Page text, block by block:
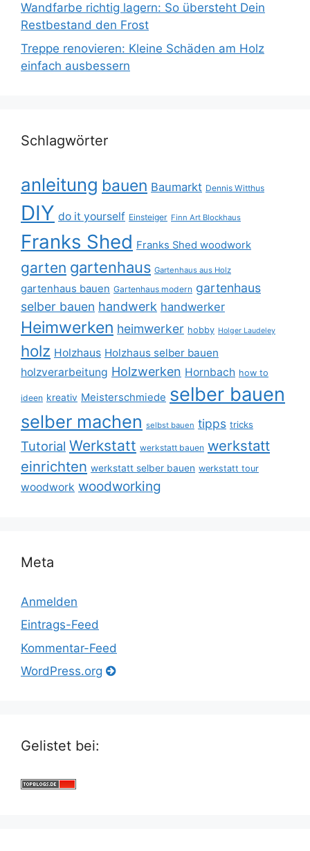
Wandfarbe richtig lagern: So übersteht Dein
Restbestand den Frost
Treppe renovieren: Kleine Schäden am Holz
einfach ausbessern
Schlagwörter
anleitung bauen Baumarkt Dennis Witthus
DIY do it yourself Einsteiger Finn Art Blockhaus
Franks Shed Franks Shed woodwork
garten gartenhaus Gartenhaus aus Holz
gartenhaus bauen Gartenhaus modern gartenhaus
selber bauen handwerk handwerker
Heimwerken heimwerker hobby Holger Laudeley
holz Holzhaus Holzhaus selber bauen
holzverarbeitung Holzwerken Hornbach how to
ideen kreativ Meisterschmiede selber bauen
selber machen selbst bauen tipps tricks
Tutorial Werkstatt werkstatt bauen werkstatt
einrichten werkstatt selber bauen werkstatt tour
woodwork woodworking
Meta
Anmelden
Eintrags-Feed
Kommentar-Feed
WordPress.org
Gelistet bei: